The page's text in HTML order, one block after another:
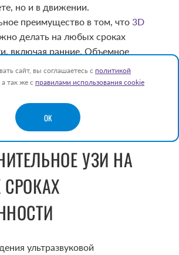
но и в движении.
преимущество в том, что 3D
делать на любых сроках
включая ранние. Объемное
повышает информативность
Но многие будущие мамы
первую видеозапись с
своего ребенка.
УЗИ НА
ультразвуковой
сайт, вы соглашаетесь с политикой
а так же с правилами использования cookie
OK